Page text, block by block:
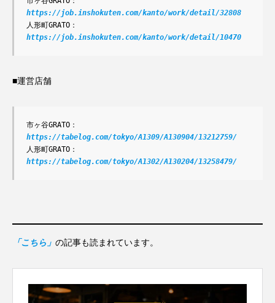
https://job.inshokuten.com/kanto/work/detail/32808
人形町GRATO：
https://job.inshokuten.com/kanto/work/detail/10470
■運営店舗
市ヶ谷GRATO：
https://tabelog.com/tokyo/A1309/A130904/13212759/
人形町GRATO：
https://tabelog.com/tokyo/A1302/A130204/13258479/
「こちら」 の記事も読まれています。